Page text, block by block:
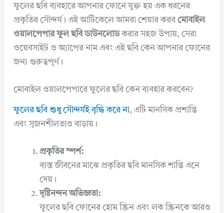
ফুলের ছবি ব্যবহারে আপনার ফোনে যুক্ত হয় এক ধরনের
প্রকৃতির সৌন্দর্য। এই আর্টিকেলে আমরা শেয়ার করব মোবাইল
ওয়ালপেপার ফুল ছবি ডাউনলোডকরার সহজ উপায়, সেরা
ওয়েবসাইট ও অ্যাপের নাম এবং এই ছবি কেন আপনার ফোনের
জন্য গুরুত্বপূর্ণ।
মোবাইল ওয়ালপেপারে ফুলের ছবি কেন ব্যবহার করবেন?
ফুলের ছবি শুধু সৌন্দর্যই বৃদ্ধি করে না, এটি মানসিক প্রশান্তি
এবং সৃজনশীলতাও বাড়ায়।
প্রকৃতির স্পর্শ:
ব্যস্ত জীবনের মাঝে প্রকৃতির ছবি মানসিক শান্তি এনে
দেয়।
দৃষ্টিনন্দন অভিজ্ঞতা:
ফুলের ছবি ফোনের হোম স্ক্রিন এবং লক স্ক্রিনকে আরও